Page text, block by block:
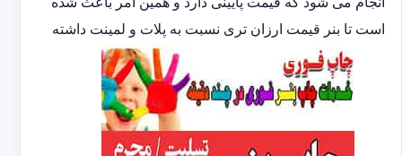
است تا بنر قیمت ارزان تری نسبت به پلات و لمینت داشته